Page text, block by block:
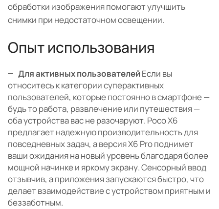
обработки изображения помогают улучшить
снимки при недостаточном освещении.
Опыт использования
Для активных пользователейЕсли вы
относитесь к категории суперактивных
пользователей, которые постоянно в смартфоне —
будь то работа, развлечение или путешествия —
оба устройства вас не разочаруют. Poco X6
предлагает надежную производительность для
повседневных задач, а версия X6 Pro поднимет
ваши ожидания на новый уровень благодаря более
мощной начинке и яркому экрану. Сенсорный ввод
отзывчив, а приложения запускаются быстро, что
делает взаимодействие с устройством приятным и
беззаботным.